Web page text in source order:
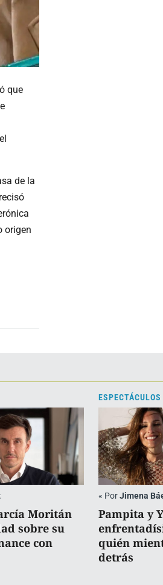
que
de la
origen
Moritán
sobre su
con
ESPECTÁCULOS
« PorJimena
Pampita y
quién
detrás